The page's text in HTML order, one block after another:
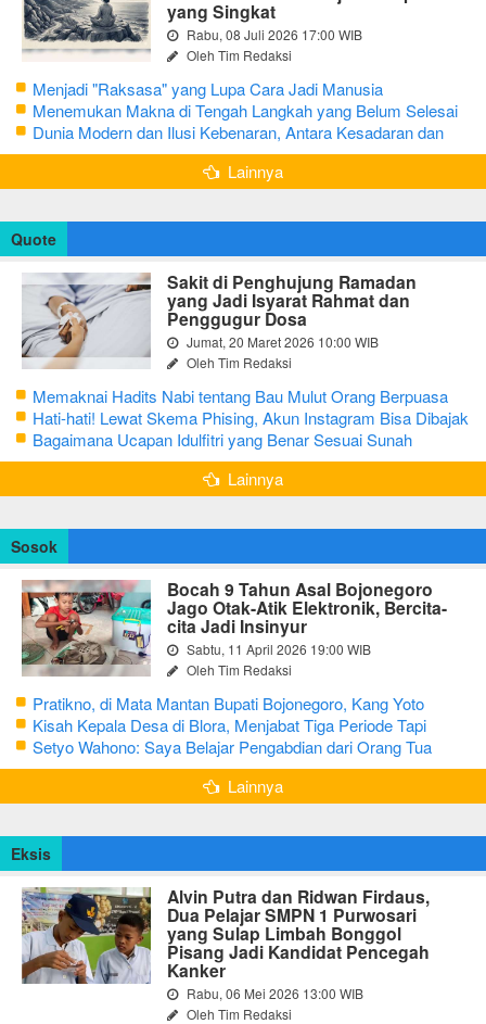
yang Singkat
Rabu, 08 Juli 2026 17:00 WIB
Oleh Tim Redaksi
Menjadi "Raksasa" yang Lupa Cara Jadi Manusia
Menemukan Makna di Tengah Langkah yang Belum Selesai
Dunia Modern dan Ilusi Kebenaran, Antara Kesadaran dan
terjebak Tipu Daya
Lainnya
Quote
Sakit di Penghujung Ramadan
yang Jadi Isyarat Rahmat dan
Penggugur Dosa
Jumat, 20 Maret 2026 10:00 WIB
Oleh Tim Redaksi
Memaknai Hadits Nabi tentang Bau Mulut Orang Berpuasa
Secara Bijak Agar Tidak Menggangu
Hati-hati! Lewat Skema Phising, Akun Instagram Bisa Dibajak
Kurang dari 3 Menit
Bagaimana Ucapan Idulfitri yang Benar Sesuai Sunah
Rasulullah
Lainnya
Sosok
Bocah 9 Tahun Asal Bojonegoro
Jago Otak-Atik Elektronik, Bercita-
cita Jadi Insinyur
Sabtu, 11 April 2026 19:00 WIB
Oleh Tim Redaksi
Pratikno, di Mata Mantan Bupati Bojonegoro, Kang Yoto
Kisah Kepala Desa di Blora, Menjabat Tiga Periode Tapi
Masih Hidup Sederhana
Setyo Wahono: Saya Belajar Pengabdian dari Orang Tua
Lainnya
Eksis
Alvin Putra dan Ridwan Firdaus,
Dua Pelajar SMPN 1 Purwosari
yang Sulap Limbah Bonggol
Pisang Jadi Kandidat Pencegah
Kanker
Rabu, 06 Mei 2026 13:00 WIB
Oleh Tim Redaksi